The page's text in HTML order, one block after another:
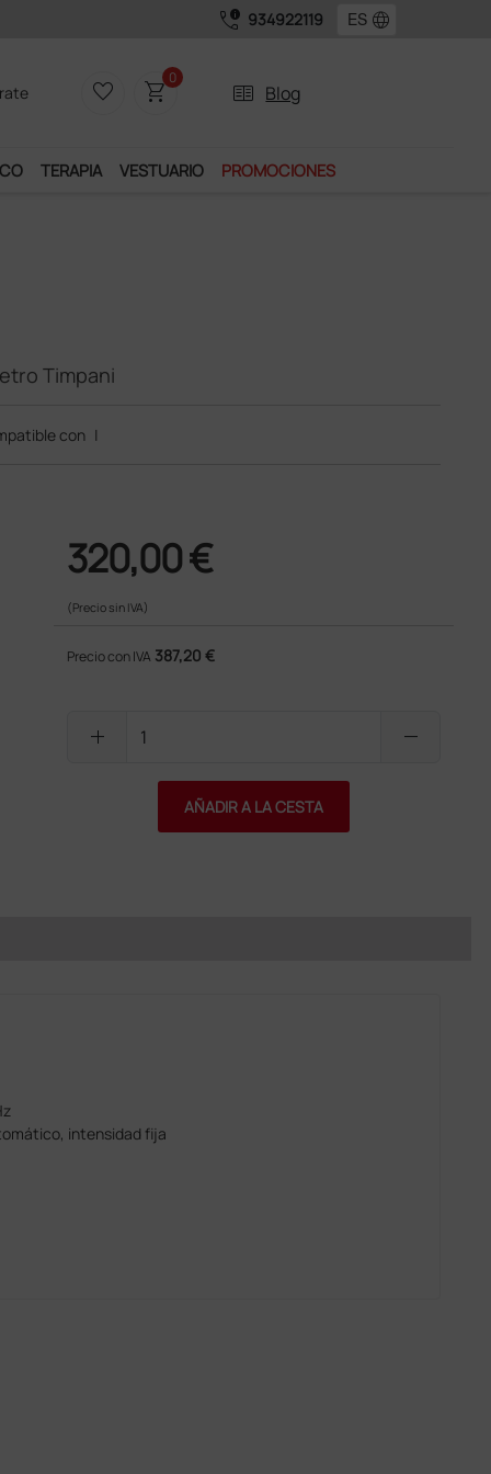
call_quality 934922119 language
favorite_border shopping_cart0
two_pager Blog
TERAPIA VESTUARIO PROMOCIONES
Timpani
con |
320,00 €
(Precio sin IVA)
Precio con IVA 387,20 €
add remove
AÑADIR A LA CESTA
intensidad fija